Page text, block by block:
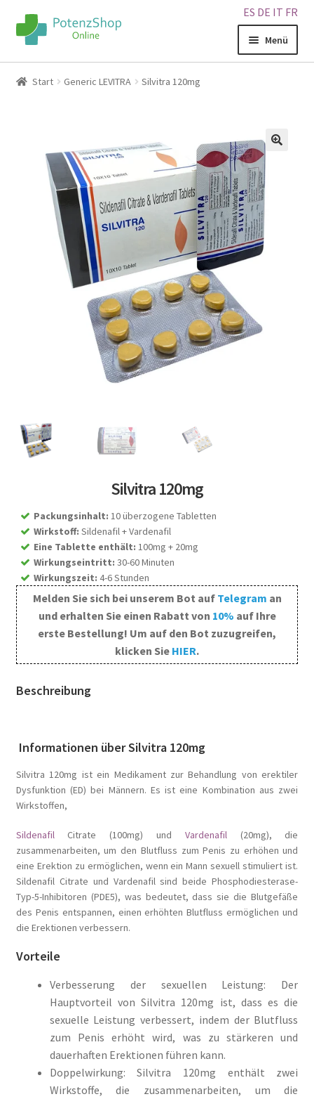
ES DE IT FR
Menü
Home
Sitemap
Warenkorb
Start Generic LEVITRA Silvitra 120mg
Silvitra 120mg
Packungsinhalt: 10 überzogene Tabletten
Wirkstoff: Sildenafil + Vardenafil
Eine Tablette enthält: 100mg + 20mg
Wirkungseintritt: 30-60 Minuten
Wirkungszeit: 4-6 Stunden
Melden Sie sich bei unserem Bot auf Telegram an
und erhalten Sie einen Rabatt von 10% auf Ihre
erste Bestellung! Um auf den Bot zuzugreifen,
klicken Sie HIER.
Beschreibung
Informationen über Silvitra 120mg
Silvitra 120mg ist ein Medikament zur Behandlung von erektiler
Dysfunktion (ED) bei Männern. Es ist eine Kombination aus zwei
Wirkstoffen,
SildenafilCitrate (100mg) und Vardenafil(20mg), die
zusammenarbeiten, um den Blutfluss zum Penis zu erhöhen und
eine Erektion zu ermöglichen, wenn ein Mann sexuell stimuliert ist.
Sildenafil Citrate und Vardenafil sind beide Phosphodiesterase-
Typ-5-Inhibitoren (PDE5), was bedeutet, dass sie die Blutgefäße
des Penis entspannen, einen erhöhten Blutfluss ermöglichen und
die Erektionen verbessern.
Vorteile
Verbesserung der sexuellen Leistung: Der
Hauptvorteil von Silvitra 120mg ist, dass es die
sexuelle Leistung verbessert, indem der Blutfluss
zum Penis erhöht wird, was zu stärkeren und
dauerhaften Erektionen führen kann.
Doppelwirkung: Silvitra 120mg enthält zwei
Wirkstoffe, die zusammenarbeiten, um die